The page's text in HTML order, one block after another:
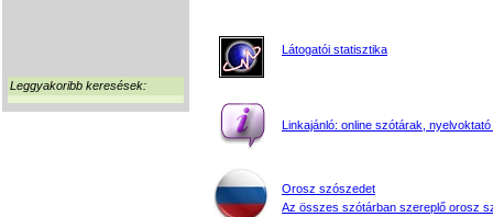
Leggyakoribb keresések:
Látogatói statisztika
Linkajánló: online szótárak, nyelvoktató
Orosz szószedet
Az összes szótárban szereplő orosz